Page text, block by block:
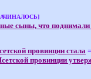
сыны, что поднимали
провинции стала=
провинции